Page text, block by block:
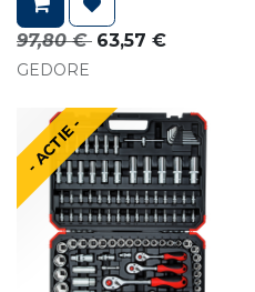
97,80€ 63,57 €
GEDORE
- ACTIE -